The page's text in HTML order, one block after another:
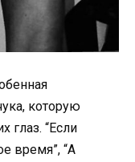
которую
глаз. “Если
время”, “А